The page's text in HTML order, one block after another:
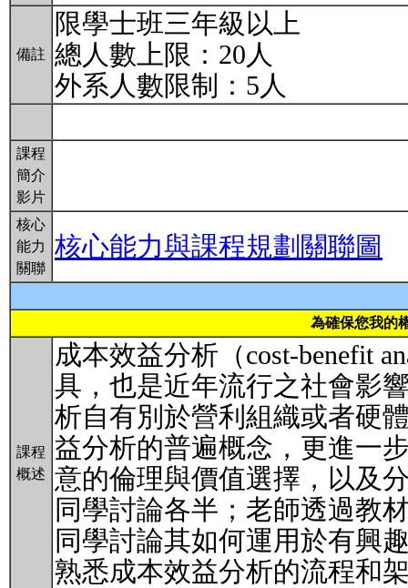
備註
限學士班三年級以上
總人數上限：20人
外系人數限制：5人
課程
簡介
影片
核心
能力
關聯
核心能力與課程規劃關聯圖
為確保您我的
課程
概述
成本效益分析（cost-benefit
具，也是近年流行之社會影
析自有別於營利組織或者硬
益分析的普遍概念，更進一
意的倫理與價值選擇，以及
同學討論各半；老師透過教
同學討論其如何運用於有興
熟悉成本效益分析的流程和